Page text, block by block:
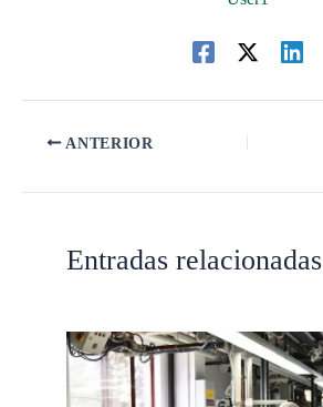
ANTERIOR
Entradas relacionadas